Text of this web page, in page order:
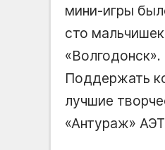
мини-игры
сто
Поддержать
лучшие
«Антураж»